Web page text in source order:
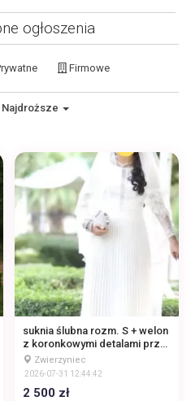
ogłoszenia
Firmowe
Najdroższe
suknia ślubna rozm. S + welon
z koronkowymi detalami przy
dekolcie oraz plisowanym
dołem
Zwierzyniec
2026-07-31 12:44:42
2 500 zł